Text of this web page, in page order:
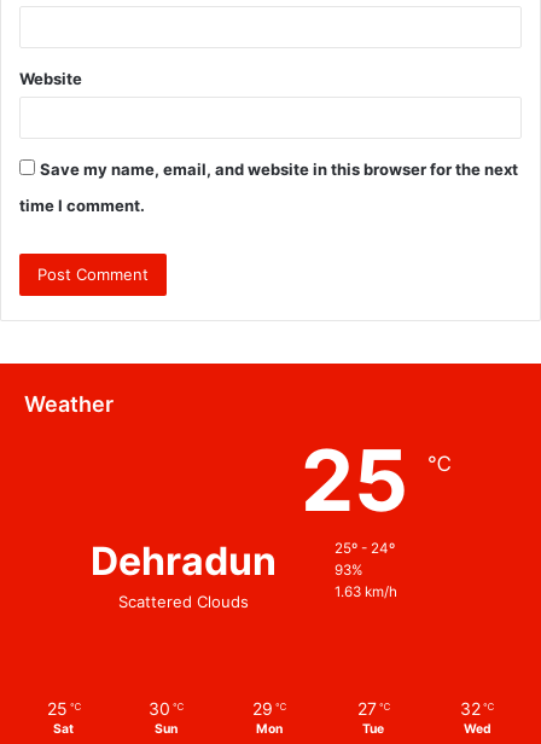
Website
Save my name, email, and website in this browser for the next
time I comment.
Weather
Dehradun
Scattered Clouds
25 ℃
25º - 24º
93%
1.63 km/h
25 ℃
Sat
30 ℃
Sun
29 ℃
Mon
27 ℃
Tue
32 ℃
Wed